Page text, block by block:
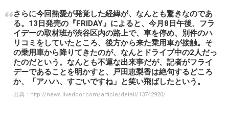
さらに今回熱愛が発覚した経緯が、なんとも驚きなのであ
る。13日発売の『FRIDAY』によると、今月8日午後、フラ
イデーの取材班が渋谷区内の路上で、車を停め、別件のハ
リコミをしていたところ、後方から来た乗用車が接触。そ
の乗用車から降りてきたのが、なんとドライブ中の2人だっ
たのだという。なんとも不運な出来事だが、記者がフライ
デーであることを明かすと、戸田恵梨香は絶句するどころ
か、「アハハ、すごいですね」と笑い飛ばしたという。
出典： http://news.livedoor.com/article/detail/13742920/